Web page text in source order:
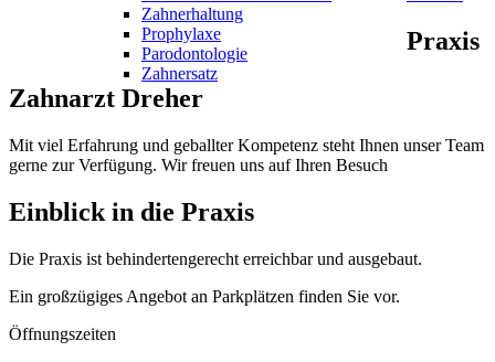
Zahnerhaltung
Prophylaxe
Parodontologie
Zahnersatz
Praxis
Zahnarzt Dreher
Mit viel Erfahrung und geballter Kompetenz steht Ihnen unser Team
gerne zur Verfügung. Wir freuen uns auf Ihren Besuch
Einblick in die Praxis
Die Praxis ist behindertengerecht erreichbar und ausgebaut.
Ein großzügiges Angebot an Parkplätzen finden Sie vor.
Öffnungszeiten